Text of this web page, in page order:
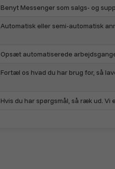
Benyt Messenger som salgs- og
Automatisk eller semi-automatisk
Opsæt automatiserede
Fortæl os hvad du har brug for, så
Hvis du har spørgsmål, så ræk ud. Vi